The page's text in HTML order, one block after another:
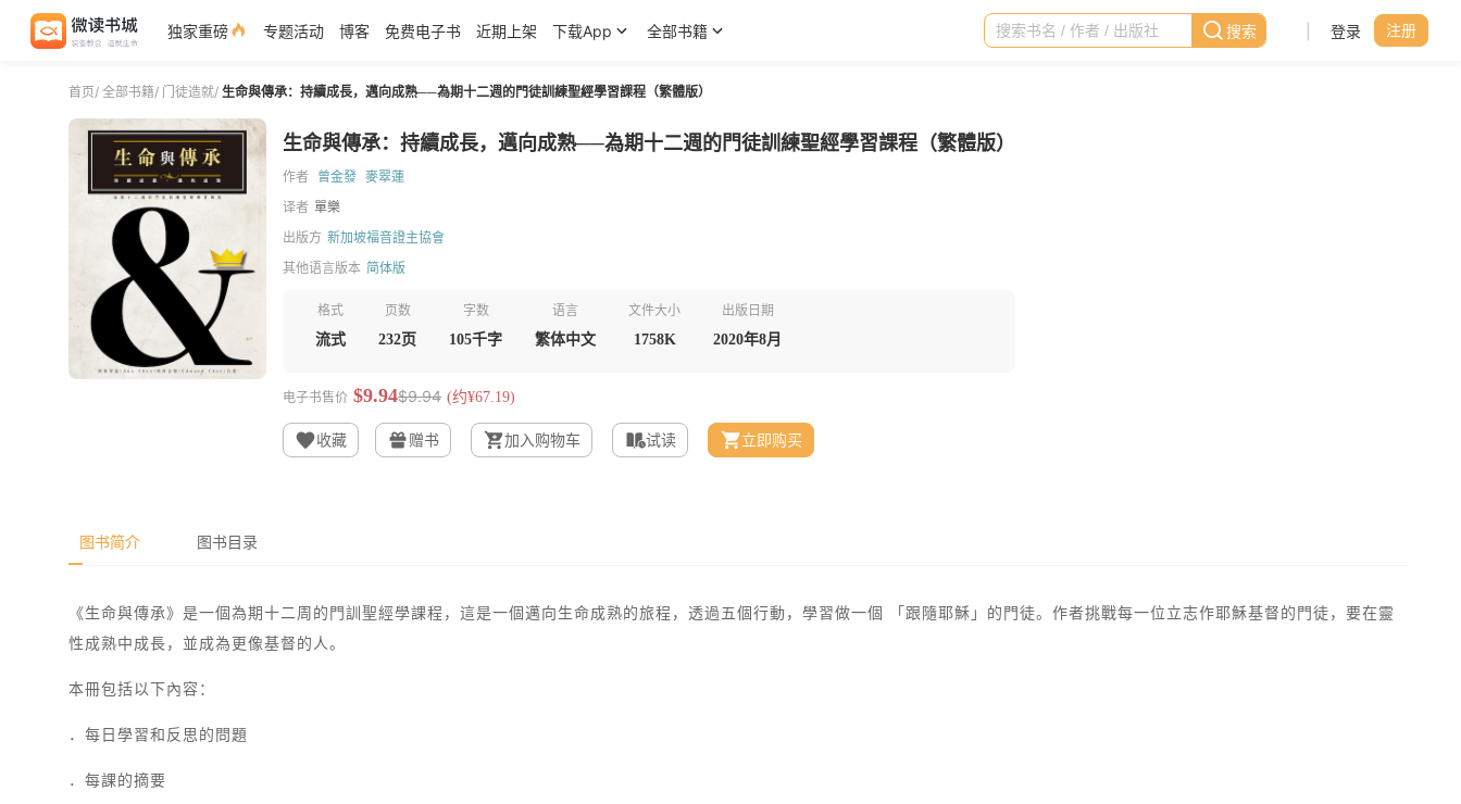
独家重磅 专题活动 博客 免费电子书 近期上架 下载App 全部书籍 登录 注册
首页/ 全部书籍/ 门徒造就/ 生命與傳承：持續成長，邁向成熟──為期十二週的門徒訓練聖經學習課程（繁體版）
生命與傳承：持續成長，邁向成熟──為期十二週的門徒訓練聖經學習課程（繁體版）
作者 曾金發 麥翠蓮
译者 單樂
出版方 新加坡福音證主協會
其他语言版本 简体版
格式
流式
页数
232页
字数
105千字
语言
繁体中文
文件大小
1758K
出版日期
2020年8月
电子书售价 $9.94$9.94 (约¥67.19)
收藏 赠书 加入购物车 试读 立即购买
图书简介 图书目录
《生命與傳承》是一個為期十二周的門訓聖經學課程，這是一個邁向生命成熟的旅程，透過五個行動，學習做一個 「跟隨耶穌」的門徒。作者挑戰每一位立志作耶穌基督的門徒，要在靈
性成熟中成長，並成為更像基督的人。
本冊包括以下內容：
．每日學習和反思的問題
．每課的摘要